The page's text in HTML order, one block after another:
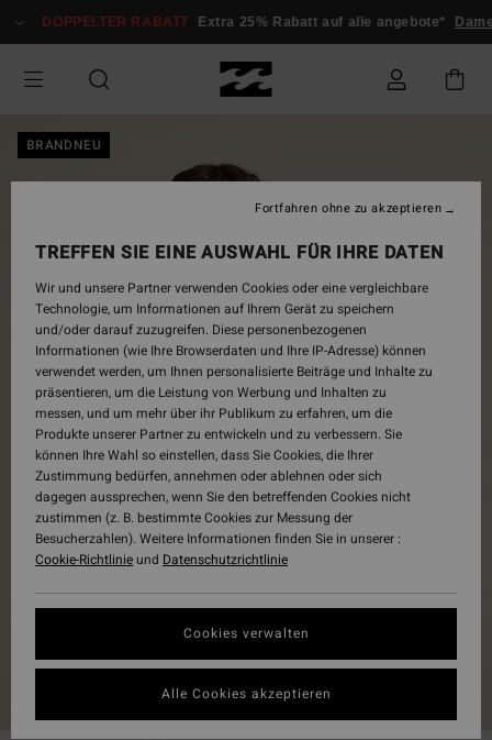
zur
springen
DOPPELTER RABATT Extra 25% Rabatt auf alle angebote*
BRANDNEU
TREFFEN SIE EINE AUSWAHL FÜR IHRE DATEN
Wir und unsere Partner verwenden Cookies oder eine vergleichbare
Technologie, um Informationen auf Ihrem Gerät zu speichern
und/oder darauf zuzugreifen. Diese personenbezogenen
Informationen (wie Ihre Browserdaten und Ihre IP-Adresse) können
verwendet werden, um Ihnen personalisierte Beiträge und Inhalte zu
präsentieren, um die Leistung von Werbung und Inhalten zu
messen, und um mehr über ihr Publikum zu erfahren, um die
Produkte unserer Partner zu entwickeln und zu verbessern. Sie
können Ihre Wahl so einstellen, dass Sie Cookies, die Ihrer
Zustimmung bedürfen, annehmen oder ablehnen oder sich
dagegen aussprechen, wenn Sie den betreffenden Cookies nicht
zustimmen (z. B. bestimmte Cookies zur Messung der
Besucherzahlen). Weitere Informationen finden Sie in unserer :
Cookie-Richtlinieund Datenschutzrichtlinie
Cookies verwalten
Fortfahren ohne zu akzeptieren
Alle Cookies akzeptieren